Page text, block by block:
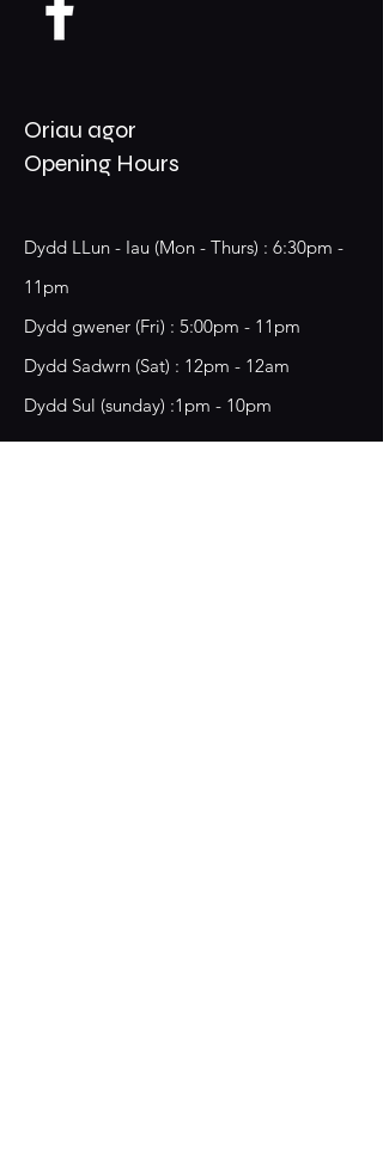
Oriau agor
Opening Hours
Dydd LLun - Iau (Mon - Thurs) : 6:30pm -
11pm
​​Dydd gwener (Fri) : 5:00pm - 11pm
​Dydd Sadwrn (Sat) : 12pm - 12am
Dydd Sul (sunday) :1pm - 10pm